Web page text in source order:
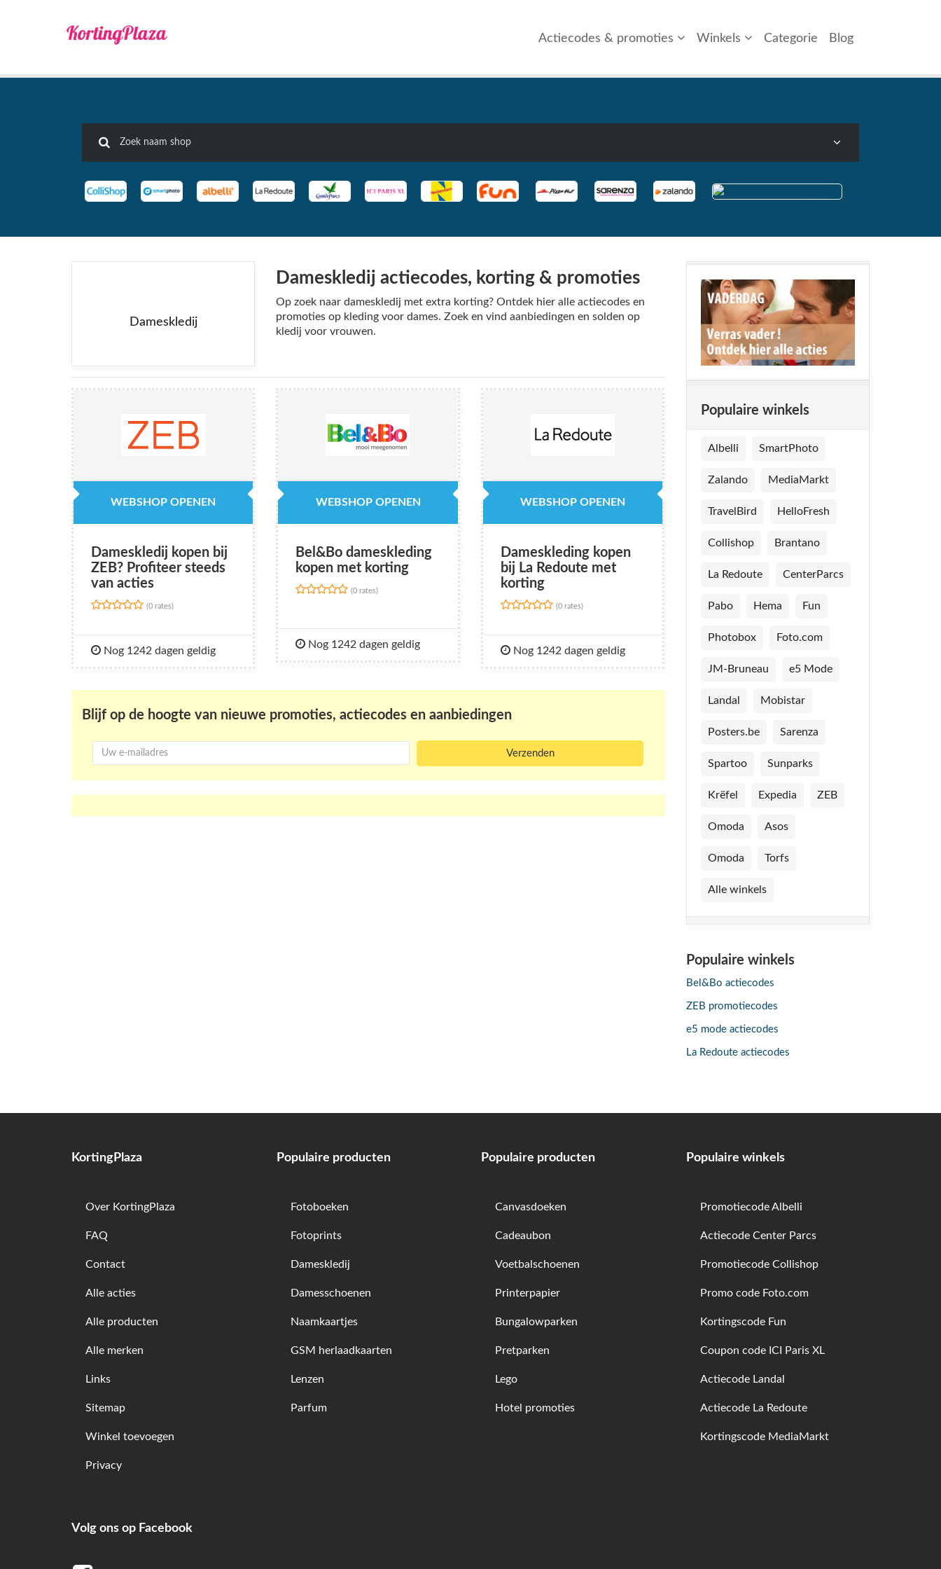
Actiecodes & promoties Winkels Categorie Blog
Dameskledij
Dameskledij actiecodes, korting & promoties
Op zoek naar dameskledij met extra korting? Ontdek hier alle actiecodes en
promoties op kleding voor dames. Zoek en vind aanbiedingen en solden op
kledij voor vrouwen.
WEBSHOP OPENEN
Dameskledij kopen bij
ZEB? Profiteer steeds
van acties
(0 rates)
Nog 1242 dagen geldig
WEBSHOP OPENEN
Bel&Bo dameskleding
kopen met korting
(0 rates)
Nog 1242 dagen geldig
WEBSHOP OPENEN
Dameskleding kopen
bij La Redoute met
korting
(0 rates)
Nog 1242 dagen geldig
Blijf op de hoogte van nieuwe promoties, actiecodes en aanbiedingen
Populaire winkels
Albelli SmartPhoto
Zalando MediaMarkt
TravelBird HelloFresh
Collishop Brantano
La Redoute CenterParcs
Pabo Hema Fun
Photobox Foto.com
JM-Bruneau e5 Mode
Landal Mobistar
Posters.be Sarenza
Spartoo Sunparks
Krëfel Expedia ZEB
Omoda Asos
Omoda Torfs
Alle winkels
Populaire winkels
Bel&Bo actiecodes
ZEB promotiecodes
e5 mode actiecodes
La Redoute actiecodes
KortingPlaza
Over KortingPlaza
FAQ
Contact
Alle acties
Alle producten
Alle merken
Links
Sitemap
Winkel toevoegen
Privacy
Volg ons op Facebook
Populaire producten
Fotoboeken
Fotoprints
Dameskledij
Damesschoenen
Naamkaartjes
GSM herlaadkaarten
Lenzen
Parfum
Populaire producten
Canvasdoeken
Cadeaubon
Voetbalschoenen
Printerpapier
Bungalowparken
Pretparken
Lego
Hotel promoties
Populaire winkels
Promotiecode Albelli
Actiecode Center Parcs
Promotiecode Collishop
Promo code Foto.com
Kortingscode Fun
Coupon code ICI Paris XL
Actiecode Landal
Actiecode La Redoute
Kortingscode MediaMarkt